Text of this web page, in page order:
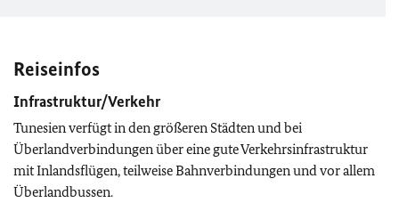
Reiseinfos
Infrastruktur/Verkehr
Tunesien verfügt in den größeren Städten und bei
Überlandverbindungen über eine gute Verkehrsinfrastruktur
mit Inlandsflügen, teilweise Bahnverbindungen und vor allem
Überlandbussen.